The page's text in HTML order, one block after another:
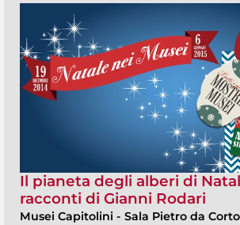
Il pianeta degli alberi di
racconti di Gianni Rodari
Musei Capitolini - Sala Pietro da